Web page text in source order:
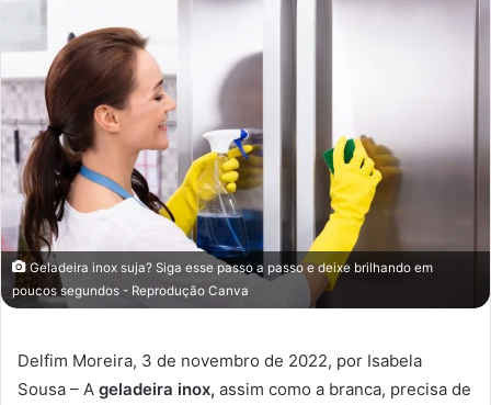
Geladeira inox suja? Siga esse passo a passo e deixe brilhando em
poucos segundos - Reprodução Canva
Delfim Moreira, 3 de novembro de 2022, por Isabela
Sousa – A geladeira inox, assim como a branca, precisa de